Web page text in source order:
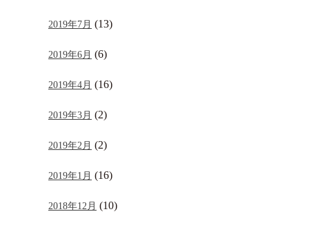
2019年7月 (13)
2019年6月 (6)
2019年4月 (16)
2019年3月 (2)
2019年2月 (2)
2019年1月 (16)
2018年12月 (10)